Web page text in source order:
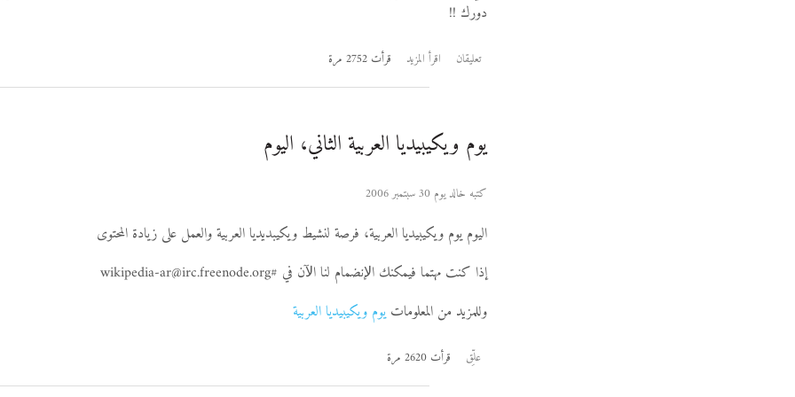
دورك !!
تعليقان اقرأ المزيد قرأت 2752 مرة
يوم ويكيبيديا العربية الثاني، اليوم
كتبه خالد يوم 30 سبتمبر 2006
اليوم يوم ويكيبيديا العربية، فرصة لنشيط ويكيبديديا العربية والعمل على زيادة المحتوى
إذا كنت مهتما فيمكنك اﻹنضمام لنا اﻵن في #wikipedia-ar@irc.freenode.org
وللمزيد من المعلوماتيوم ويكيبيديا العربية
علِّق قرأت 2620 مرة